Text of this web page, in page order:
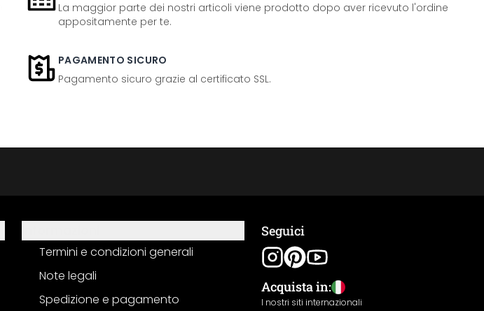
La maggior parte dei nostri articoli viene prodotto dopo aver ricevuto l'ordine
appositamente per te.
PAGAMENTO SICURO
Pagamento sicuro grazie al certificato SSL.
Termini e condizioni generali
Note legali
Spedizione e pagamento
Seguici
Acquista in:
I nostri siti internazionali